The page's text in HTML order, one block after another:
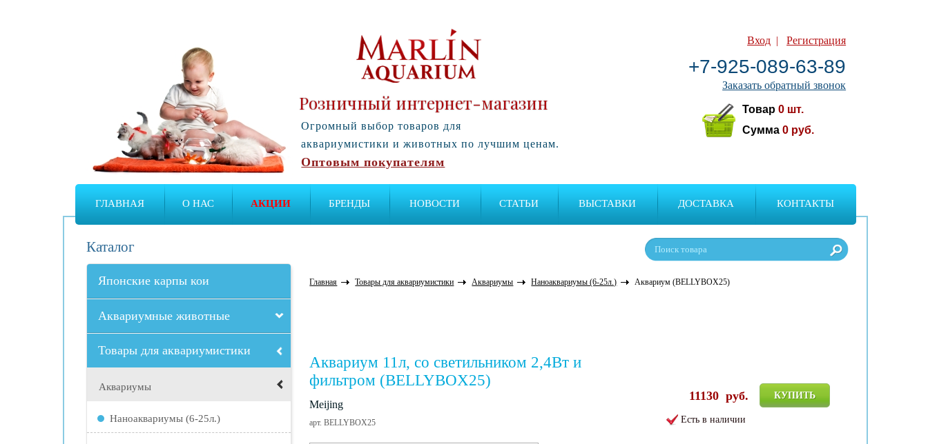
Вход |Регистрация
+7-925-089-63-89
Заказать обратный звонок
Товар0 шт.
Сумма0 руб.
Розничный интернет-магазин
Огромный выбор товаров для
аквариумистики и животных по лучшим ценам.
Оптовым покупателям
ГЛАВНАЯ О НАС АКЦИИ БРЕНДЫ НОВОСТИ СТАТЬИ ВЫСТАВКИ ДОСТАВКА КОНТАКТЫ
Каталог
Японские карпы кои
Аквариумные животные
Товары для аквариумистики
Аквариумы
Наноаквариумы (6-25л.)
Главная Товары для аквариумистики Аквариумы Наноаквариумы (6-25л.) Аквариум (BELLYBOX25)
Аквариум 11л, со светильником 2,4Вт и
фильтром (BELLYBOX25)
Meijing
арт. BELLYBOX25
КУПИТЬ
11130 руб.
Есть в наличии